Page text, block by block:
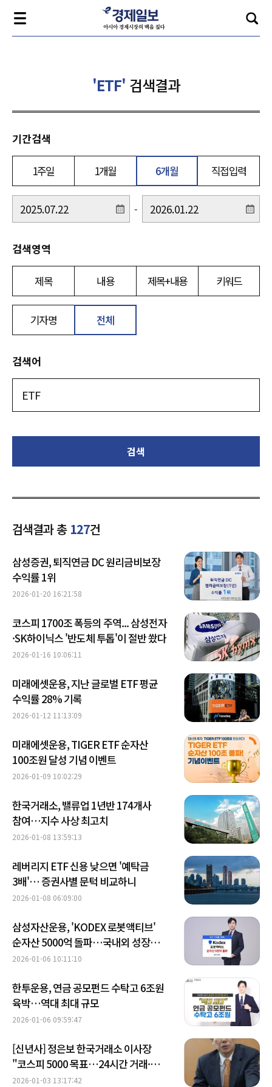
'ETF' 검색결과
기간검색
1주일 1개월 6개월 직접입력
-
검색영역
제목 내용 제목+내용 키워드
기자명 전체
검색어
검색
검색결과 총 127건
삼성증권, 퇴직연금 DC 원리금비보장
수익률 1위
2026-01-20 16:21:58
코스피 1700조 폭등의 주역... 삼성전자
·SK하이닉스 '반도체 투톱'이 절반 쐈다
2026-01-16 10:06:11
미래에셋운용, 지난 글로벌 ETF 평균
수익률 28% 기록
2026-01-12 11:13:09
미래에셋운용, TIGER ETF 순자산
100조원 달성 기념 이벤트
2026-01-09 10:02:29
한국거래소, 밸류업 1년반 174개사
참여…지수 사상 최고치
2026-01-08 13:59:13
레버리지 ETF 신용 낮으면 '예탁금
3배'… 증권사별 문턱 비교하니
2026-01-08 06:09:00
삼성자산운용, 'KODEX 로봇액티브'
순자산 5000억 돌파…국내외 성장
모멘텀 작용
2026-01-06 10:11:10
한투운용, 연금 공모펀드 수탁고 6조원
육박…역대 최대 규모
2026-01-06 09:59:47
[신년사] 정은보 한국거래소 이사장
"코스피 5000 목표…24시간 거래·
가상자산 ETF 추진
2026-01-03 13:17:42